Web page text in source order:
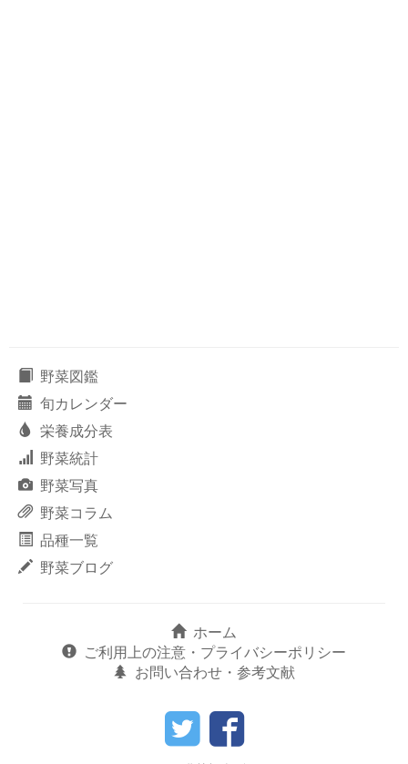
野菜図鑑
旬カレンダー
栄養成分表
野菜統計
野菜写真
野菜コラム
品種一覧
野菜ブログ
ホーム
ご利用上の注意・プライバシーポリシー
お問い合わせ・参考文献